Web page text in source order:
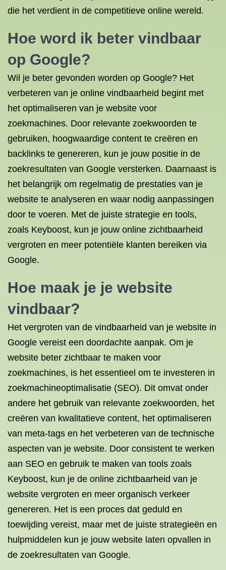
die het verdient in de competitieve online wereld.
Hoe word ik beter vindbaar
op Google?
Wil je beter gevonden worden op Google? Het
verbeteren van je online vindbaarheid begint met
het optimaliseren van je website voor
zoekmachines. Door relevante zoekwoorden te
gebruiken, hoogwaardige content te creëren en
backlinks te genereren, kun je jouw positie in de
zoekresultaten van Google versterken. Daarnaast is
het belangrijk om regelmatig de prestaties van je
website te analyseren en waar nodig aanpassingen
door te voeren. Met de juiste strategie en tools,
zoals Keyboost, kun je jouw online zichtbaarheid
vergroten en meer potentiële klanten bereiken via
Google.
Hoe maak je je website
vindbaar?
Het vergroten van de vindbaarheid van je website in
Google vereist een doordachte aanpak. Om je
website beter zichtbaar te maken voor
zoekmachines, is het essentieel om te investeren in
zoekmachineoptimalisatie (SEO). Dit omvat onder
andere het gebruik van relevante zoekwoorden, het
creëren van kwalitatieve content, het optimaliseren
van meta-tags en het verbeteren van de technische
aspecten van je website. Door consistent te werken
aan SEO en gebruik te maken van tools zoals
Keyboost, kun je de online zichtbaarheid van je
website vergroten en meer organisch verkeer
genereren. Het is een proces dat geduld en
toewijding vereist, maar met de juiste strategieën en
hulpmiddelen kun je jouw website laten opvallen in
de zoekresultaten van Google.